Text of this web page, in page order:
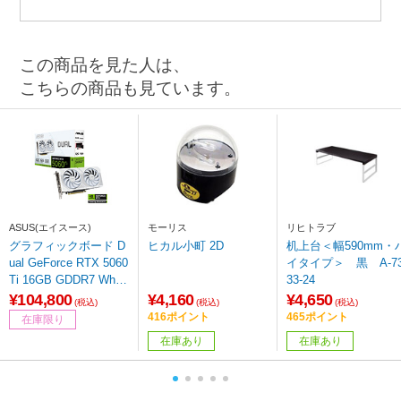
この商品を見た人は、
こちらの商品も見ています。
ASUS(エイスース)
グラフィックボード D
ual GeForce RTX 5060
Ti 16GB GDDR7 White
OC Edition ホワイト D
UAL-RTX5060TI-O16G
-WHITE ［GeForce RT
¥104,800 (税込)
在庫限り
モーリス
ヒカル小町 2D
¥4,160 (税込)
416ポイント
在庫あり
リヒトラブ
机上台＜幅590mm・
イタイプ＞ 黒 A-
33-24
¥4,650 (税込)
465ポイント
在庫あり